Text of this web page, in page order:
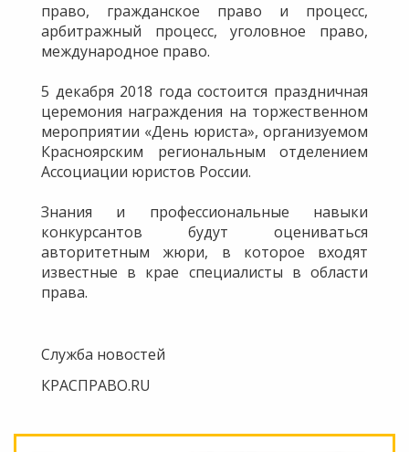
право, гражданское право и процесс,
арбитражный процесс, уголовное право,
международное право.
5 декабря 2018 года состоится праздничная
церемония награждения на торжественном
мероприятии «День юриста», организуемом
Красноярским региональным отделением
Ассоциации юристов России.
Знания и профессиональные навыки
конкурсантов будут оцениваться
авторитетным жюри, в которое входят
известные в крае специалисты в области
права.
Служба новостей
КРАСПРАВО.RU